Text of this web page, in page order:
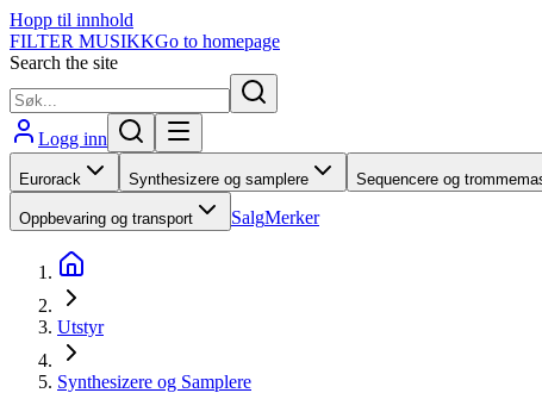
Hopp til innhold
FILTER MUSIKKGo to homepage
Search the site
Logg inn
Eurorack Synthesizere og samplere Sequencere og
Oppbevaring og transport SalgMerker
Utstyr
Synthesizere og Samplere